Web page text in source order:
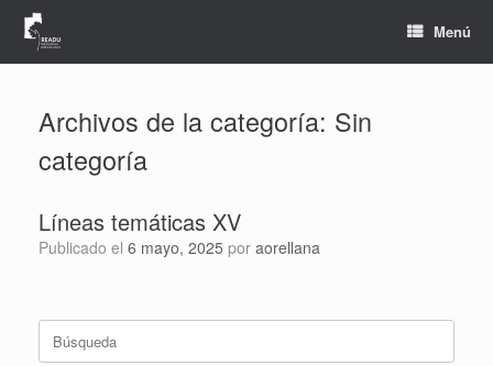
Saltar
contenido
Menú
Archivos de la categoría: Sin
categoría
Líneas temáticas XV
Publicado el 6 mayo, 2025 por aorellana
Buscar: